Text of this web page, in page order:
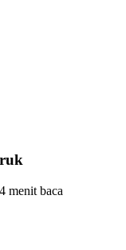
4 menit baca